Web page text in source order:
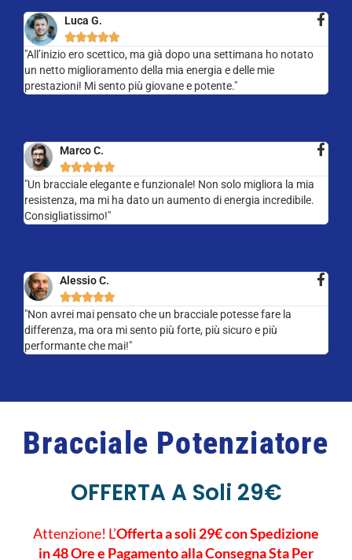
Luca G.

"All’inizio ero scettico, ma già dopo una settimana ho notato
un netto miglioramento della mia energia e delle mie
prestazioni! Mi sento più giovane e potente."
Marco C.

"Un bracciale elegante e funzionale! Non solo migliora la mia
resistenza, ma mi ha dato un aumento di energia incredibile.
Consigliatissimo!"
Alessio C.

"Non avrei mai pensato che un bracciale potesse fare la
differenza, ma ora mi sento più forte, più sicuro e più
performante che mai!"
Bracciale Potenziatore
OFFERTA A Soli 29€
Attenzione! L’Offerta a soli 29€ con Spedizione
in 48 Ore e Pagamento alla Consegna Sta Per